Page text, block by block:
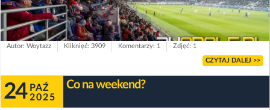
Autor: Woytazz Kliknięć: 3909 Komentarzy: 1 Zdjęć: 1
CZYTAJ DALEJ >>
24 PAŹ
2025
Co na weekend?